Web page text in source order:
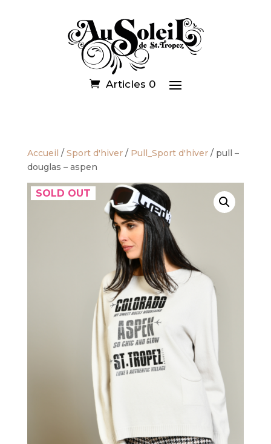
Articles 0
Accueil / Sport d'hiver/ Pull_Sport d'hiver/ pull –
douglas – aspen
SOLD OUT